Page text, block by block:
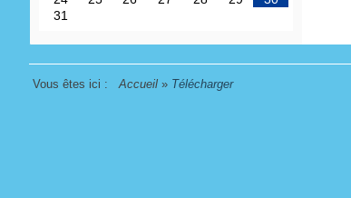
Vous êtes ici : Accueil » Télécharger